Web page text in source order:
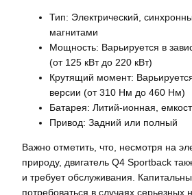
Тип: Электрический,
магнитами
Мощность: Варьируется в
(от 125 кВт до 220 кВт)
Крутящий момент:
версии (от 310 Нм до 460 Нм)
Батарея: Литий-ионная,
Привод: Задний или полный
Важно отметить, что, несмотря на
природу, двигатель Q4 Sportback
и требует обслуживания.
потребоваться в случаях серьезных